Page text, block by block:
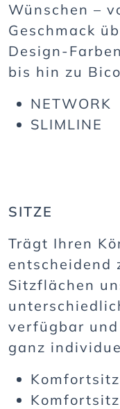
Wünschen –
Geschmack
Design-
bis hin zu
NETWORK
SLIMLINE
SITZE
Trägt Ihren
entscheidend
Sitzflächen
verfügbar
ganz
Komfortsitz